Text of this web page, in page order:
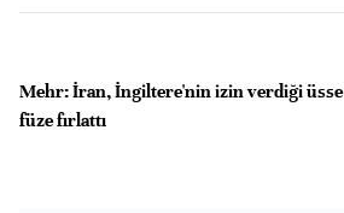
Mehr: İran, İngiltere'nin izin verdiği üsse
füze fırlattı